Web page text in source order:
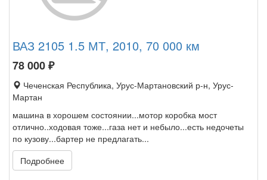
ВАЗ 2105 1.5 МТ, 2010, 70 000 км
78 000₽
Чеченская Республика, Урус-Мартановский р-н, Урус-
Мартан
машина в хорошем состоянии...мотор коробка мост
отлично..ходовая тоже...газа нет и небыло...есть недочеты
по кузову...бартер не предлагать...
Подробнее